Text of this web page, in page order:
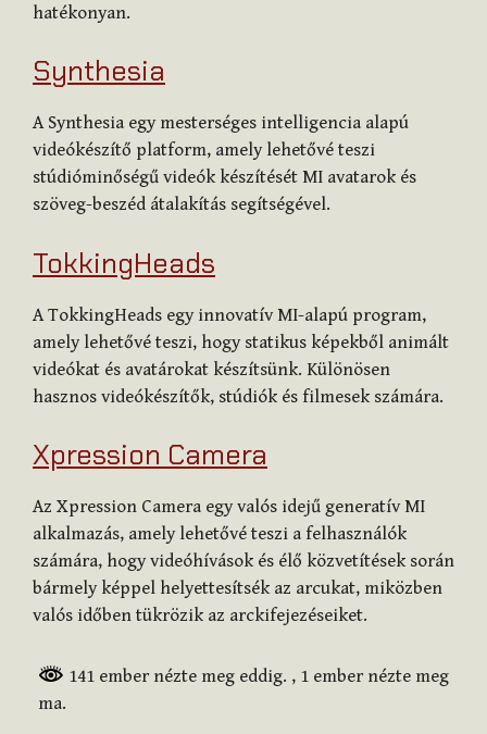
hatékonyan.
Synthesia
A Synthesia egy mesterséges intelligencia alapú
videókészítő platform, amely lehetővé teszi
stúdióminőségű videók készítését MI avatarok és
szöveg-beszéd átalakítás segítségével.
TokkingHeads
A TokkingHeads egy innovatív MI-alapú program,
amely lehetővé teszi, hogy statikus képekből animált
videókat és avatárokat készítsünk. Különösen
hasznos videókészítők, stúdiók és filmesek számára.
Xpression Camera
Az Xpression Camera egy valós idejű generatív MI
alkalmazás, amely lehetővé teszi a felhasználók
számára, hogy videóhívások és élő közvetítések során
bármely képpel helyettesítsék az arcukat, miközben
valós időben tükrözik az arckifejezéseiket.
141 ember nézte meg eddig. , 1 ember nézte meg
ma.